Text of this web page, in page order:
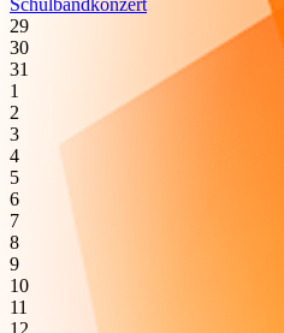
29
30
31
1
2
3
4
5
6
7
8
9
10
11
12